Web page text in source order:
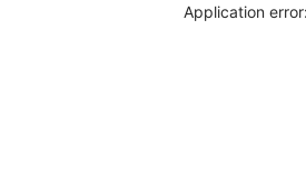
Application